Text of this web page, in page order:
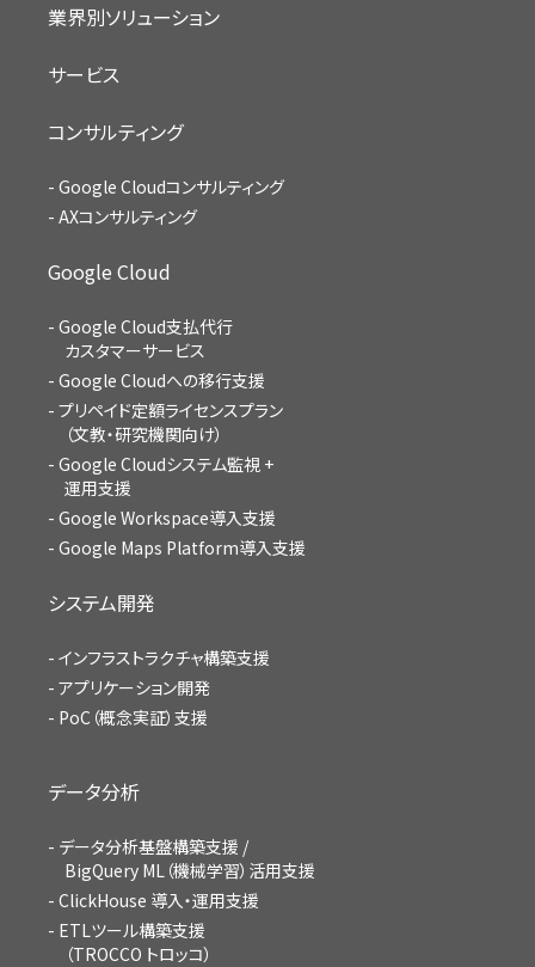
業界別ソリューション
サービス
コンサルティング
Google Cloudコンサルティング
AXコンサルティング
Google Cloud
Google Cloud支払代行
カスタマーサービス
Google Cloudへの移行支援
プリペイド定額ライセンスプラン
（文教・研究機関向け）
Google Cloudシステム監視 +
運用支援
Google Workspace導入支援
Google Maps Platform導入支援
システム開発
インフラストラクチャ構築支援
アプリケーション開発
PoC（概念実証）支援
データ分析
データ分析基盤構築支援 /
BigQuery ML（機械学習）活用支援
ClickHouse 導入・運用支援
ETLツール構築支援
（TROCCO トロッコ）